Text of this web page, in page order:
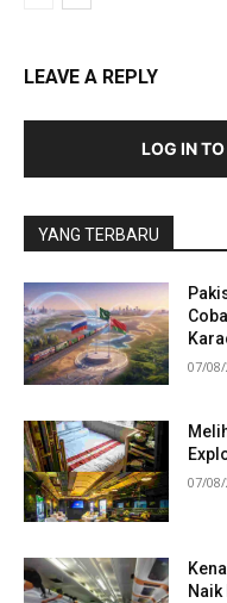
LEAVE A REPLY
LOG IN
YANG TERBARU
07/
07/